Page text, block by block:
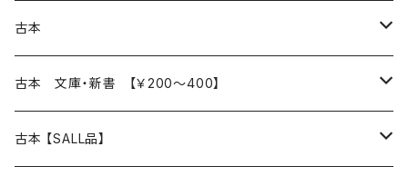
本 の あれこれ
読書のこと
本屋のこと
文芸
近代小説 エッセイ 戯曲（日本人作家）
日々 の できこと
古本
本 の あれこれ
読書のこと
日本文学
古本 文庫・新書 【￥200～400】
日本文学
古本 【SALL品】